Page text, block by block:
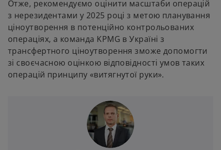
Отже, рекомендуємо оцінити масштаби операцій
з нерезидентами у 2025 році з метою планування
ціноутворення в потенційно контрольованих
операціях, а команда KPMG в Україні з
трансфертного ціноутворення зможе допомогти
зі своєчасною оцінкою відповідності умов таких
операцій принципу «витягнутої руки».